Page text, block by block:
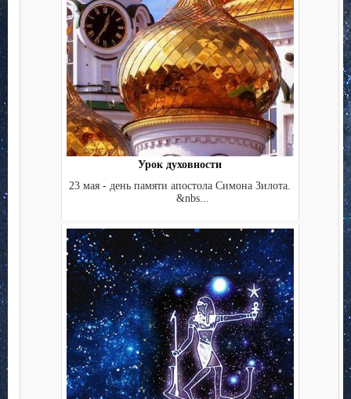
Урок духовности
23 мая - день памяти апостола Симона Зилота.
&nbs...